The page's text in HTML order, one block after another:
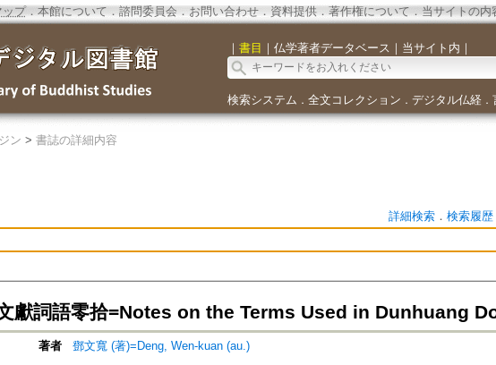
ップ．本館について ． 諮問委員会． お問い合わせ． 資料提供． 著作権について．当サイトの内
｜ 書目 ｜ 仏学著者データベース ｜ 当サイト内 ｜
検索システム ． 全文コレクション ． デジタル仏経．
ン > 書誌の詳細内容
詳細検索． 検索履歴
獻詞語零拾=Notes on the Terms Used in Dunhuang
著者
鄧文寬 (著)=Deng, Wen-kuan (au.)